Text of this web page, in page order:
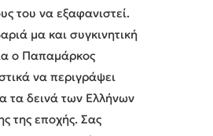
του να εξαφανιστεί.
μα και συγκινητική
ο Παπαμάρκος
να περιγράψει
τα δεινά των Ελλήνων
της εποχής. Σας